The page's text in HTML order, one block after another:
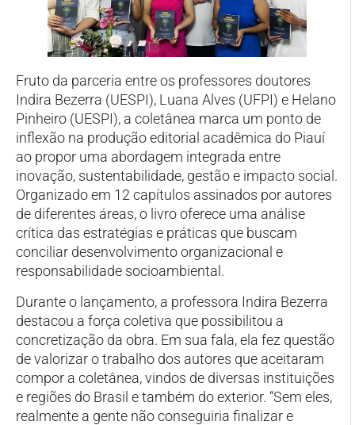
Fruto da parceria entre os professores doutores
Indira Bezerra (UESPI), Luana Alves (UFPI) e Helano
Pinheiro (UESPI), a coletânea marca um ponto de
inflexão na produção editorial acadêmica do Piauí
ao propor uma abordagem integrada entre
inovação, sustentabilidade, gestão e impacto social.
Organizado em 12 capítulos assinados por autores
de diferentes áreas, o livro oferece uma análise
crítica das estratégias e práticas que buscam
conciliar desenvolvimento organizacional e
responsabilidade socioambiental.
Durante o lançamento, a professora Indira Bezerra
destacou a força coletiva que possibilitou a
concretização da obra. Em sua fala, ela fez questão
de valorizar o trabalho dos autores que aceitaram
compor a coletânea, vindos de diversas instituições
e regiões do Brasil e também do exterior. “Sem eles,
realmente a gente não conseguiria finalizar e